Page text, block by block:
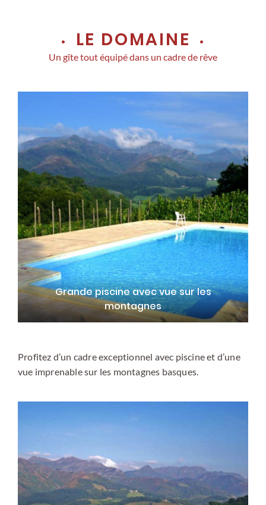
LE DOMAINE
Un gîte tout équipé dans un cadre de rêve
Grande piscine avec vue sur les
montagnes
Profitez d’un cadre exceptionnel avec piscine et d’une
vue imprenable sur les montagnes basques.